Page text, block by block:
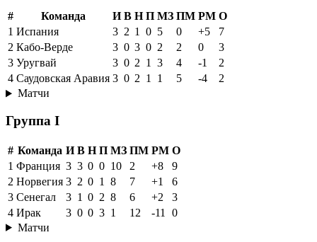
# Команда И В Н П МЗ ПМ РМ О
1 Испания 3 2 1 0 5 0 +5
7
2 Кабо-Верде 3 0 3 0 2 2 0
3
3 Уругвай 3 0 2 1 3 4 -1
2
4 Саудовская Аравия 3 0 2 1 1 5 -4
2
Матчи
Группа I
# Команда И В Н П МЗ ПМ РМ О
1 Франция 3 3 0 0 10 2 +8
9
2 Норвегия 3 2 0 1 8 7 +1
6
3 Сенегал 3 1 0 2 8 6 +2
3
4 Ирак 3 0 0 3 1 12 -11
0
Матчи